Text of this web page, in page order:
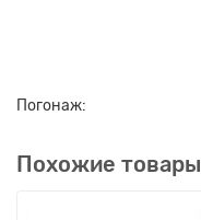
Погонаж:
Похожие товары